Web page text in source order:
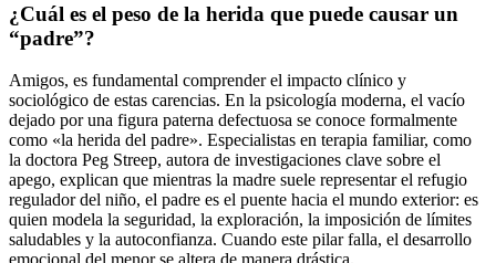
¿Cuál es el peso de la herida que puede causar un
“padre”?
Amigos, es fundamental comprender el impacto clínico y
sociológico de estas carencias. En la psicología moderna, el vacío
dejado por una figura paterna defectuosa se conoce formalmente
como «la herida del padre». Especialistas en terapia familiar, como
la doctora Peg Streep, autora de investigaciones clave sobre el
apego, explican que mientras la madre suele representar el refugio
regulador del niño, el padre es el puente hacia el mundo exterior: es
quien modela la seguridad, la exploración, la imposición de límites
saludables y la autoconfianza. Cuando este pilar falla, el desarrollo